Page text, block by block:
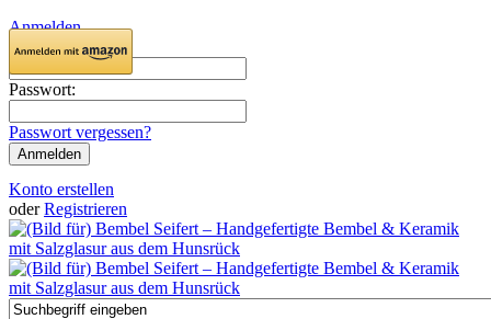
Anmelden
Email:
Passwort:
Passwort vergessen?
Konto erstellen
oder Registrieren